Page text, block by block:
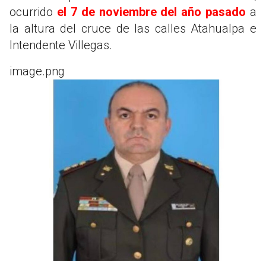
ocurrido el 7 de noviembre del año pasado a
la altura del cruce de las calles Atahualpa e
Intendente Villegas.
image.png